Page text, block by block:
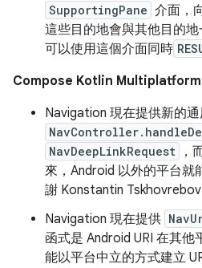
SupportingPane 介面，
這些目的地會與其他目的
可以使用這個介面同時
Compose Kotlin Multiplatform
Navigation 現在提供新的通
NavDeepLinkRequest ，
來，Android 以外的平台就
謝 Konstantin Tskhovrebov
Navigation 現在提供
函式是 Android URI 在其
能以平台中立的方式建立